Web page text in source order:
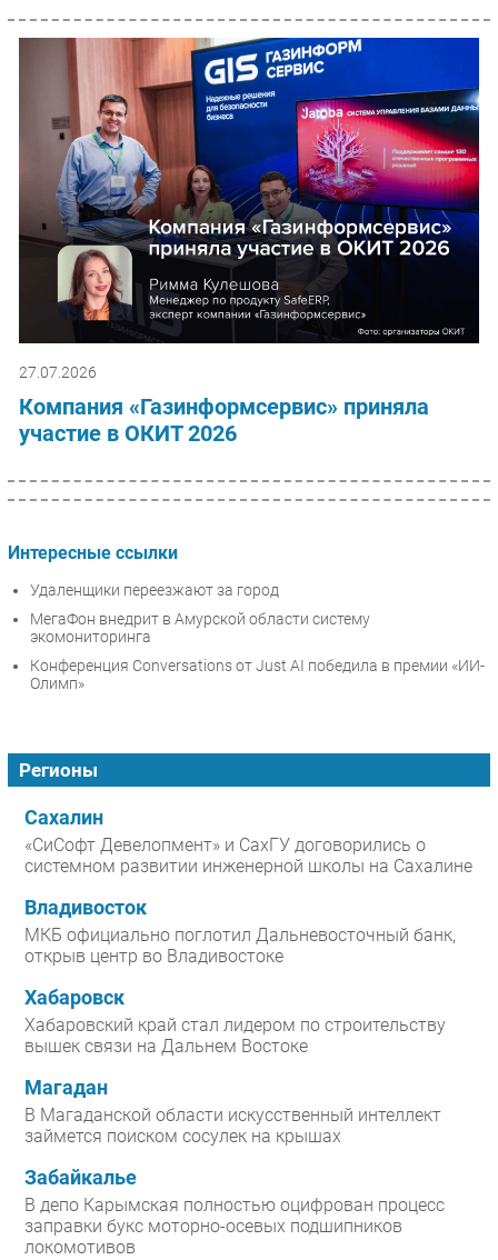
27.07.2026
Компания «Газинформсервис» приняла
участие в ОКИТ 2026
Интересные ссылки
Удаленщики переезжают за город
МегаФон внедрит в Амурской области систему
экомониторинга
Конференция Conversations от Just AI победила в премии «ИИ-
Олимп»
Регионы
Сахалин
«СиСофт Девелопмент» и СахГУ договорились о
системном развитии инженерной школы на Сахалине
Владивосток
МКБ официально поглотил Дальневосточный банк,
открыв центр во Владивостоке
Хабаровск
Хабаровский край стал лидером по строительству
вышек связи на Дальнем Востоке
Магадан
В Магаданской области искусственный интеллект
займется поиском сосулек на крышах
Забайкалье
В депо Карымская полностью оцифрован процесс
заправки букс моторно-осевых подшипников
локомотивов